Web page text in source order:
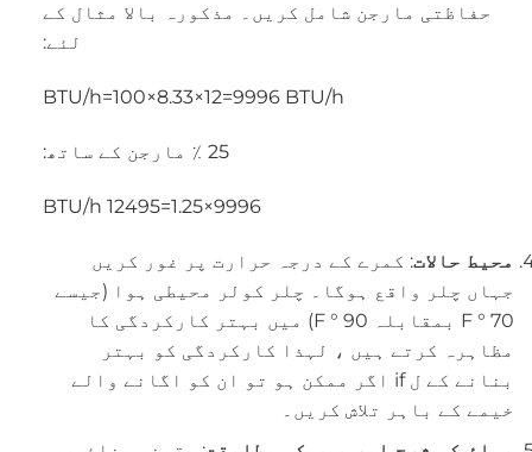
حفاظتی مارجن شامل کریں۔ مذکورہ بالا مثال کے
لئے:
BTU/h=100×8.33×12=9996BTU/h
25 ٪ مارجن کے ساتھ:
9996
×
1.25
=
12495
محیط حالات: کمرے کے درجہ حرارت پر غور کریں
جہاں چلر واقع ہوگا۔ چلر کولر محیطی ہوا (جیسے
70 ° F بمقابلہ 90 ° F) میں بہتر کارکردگی کا
مظاہرہ کرتے ہیں ، لہذا کارکردگی کو بہتر
بنانے کے ل if اگر ممکن ہو تو ان کو اگانے والے
خیمے کے باہر تلاش کریں۔